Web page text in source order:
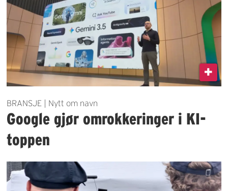
BRANSJE | Nytt om navn
Google gjør omrokkeringer i KI-
toppen